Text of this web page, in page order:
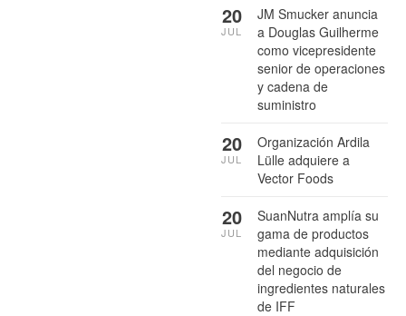
JM Smucker anuncia
a Douglas Guilherme
como vicepresidente
senior de operaciones
y cadena de
suministro
20
JUL
Organización Ardila
Lülle adquiere a
Vector Foods
20
JUL
SuanNutra amplía su
gama de productos
mediante adquisición
del negocio de
ingredientes naturales
de IFF
20
JUL